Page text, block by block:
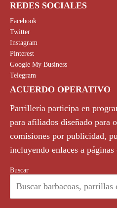
REDES SOCIALES
Facebook
Twitter
Instagram
Pinterest
Google My Business
Telegram
ACUERDO OPERATIVO
Parrillería participa en
para afiliados diseñado para
comisiones por publicidad,
incluyendo enlaces a páginas
Buscar